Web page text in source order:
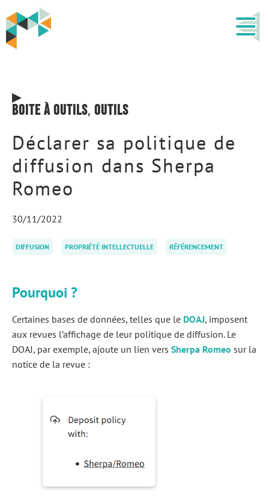
Boite à outils, Outils
Déclarer sa politique de
diffusion dans Sherpa
Romeo
30/11/2022
DIFFUSION PROPRIÉTÉ INTELLECTUELLE RÉFÉRENCEMENT
Pourquoi ?
Certaines bases de données, telles que le DOAJ, imposent
aux revues l’affichage de leur politique de diffusion. Le
DOAJ, par exemple, ajoute un lien vers Sherpa Romeo sur la
notice de la revue :